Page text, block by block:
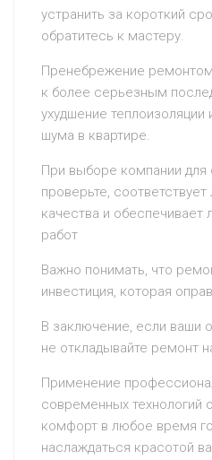
устранить за короткий
обратитесь к мастеру.
Пренебрежение
к более серьезным
ухудшение
шума в квартире.
При выборе компании для
проверьте,
качества и обеспечивает
работ
Важно понимать, что
инвестиция, которая
В заключение, если ваши
не откладывайте ремонт
Применение
современных технологий
комфорт в любое время
наслаждаться красотой